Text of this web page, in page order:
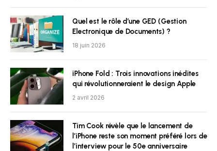
Quel est le rôle d’une GED (Gestion
Electronique de Documents) ?
18 juin 2026
iPhone Fold : Trois innovations inédites
qui révolutionneraient le design Apple
2 avril 2026
Tim Cook révèle que le lancement de
l’iPhone reste son moment préféré lors de
l’interview pour le 50e anniversaire